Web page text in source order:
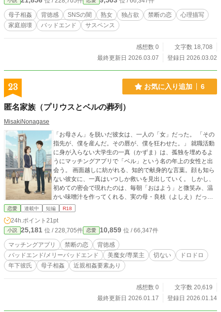
性の糸が途切れる。鍵をこじ開け、踏み入れた禁断の寝室。
朝日が照らし出したのは、絶望に濡れた母の姿と、もはや
「息子」に戻れなくなった一人の男の成れの果てだった。 母
子相姦という、99％の人が踏みとどまる深淵。その残りの
母子相姦 背徳感 SNSの闇 熟女 独占欲 禁断の恋
心理描写
家庭崩壊
バッドエンド サスペンス
感想数 0
文字数 18,708
最終更新日 2026.03.07
登録日 2026.03.02
23 お気に入り追加 6
匿名家族（プリウスとベルの葬列）
MisakiNonagase
「お母さん」を脱いだ彼女は、一人の「女」だった。 「その
指先が、僕を産んだ。その唇が、僕を狂わせた。」 就職活動
に身が入らない大学生の一真（かずま）は、孤独を埋めるよ
うにマッチングアプリで「ベル」という名の年上の女性と出
会う。 画面越しに紡がれる、知的で献身的な言葉。顔も知ら
ない彼女に、一真はいつしか救いを見出していく。 しかし、
初めての密会で現れたのは、毎朝「おはよう」と微笑み、温
かい味噌汁を作ってくれる、実の母・良枝（よしえ）だっ
た。 絶望に震える二人。だが、一度暴走した孤独は、血縁と
の本能か。 息子としての敬愛か、男としての情欲か。 家の中
では「完璧な親子」、密室では「狂おしい恋人」。 二つの顔
を使い分け、加速する背徳の坂道を転げ落ちる二人の先にあ
るのは、楽園か、それとも破滅か――。
恋愛 連載中 短編 R18
24h.ポイント 21pt
小説 25,181 位 / 228,705件 恋愛 10,859 位 / 66,347件
マッチングアプリ 禁断の恋
背徳感
バッドエンド/メリーバッドエンド
美魔女/専業主 切ない
ドロドロ
年下彼氏
母子相姦 近親相姦要素あり
感想数 0
文字数 20,619
最終更新日 2026.01.17
登録日 2026.01.14